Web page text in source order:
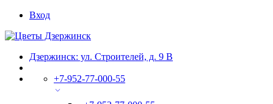
Вход
Дзержинск: ул. Строителей, д. 9 В
+7-952-77-000-55